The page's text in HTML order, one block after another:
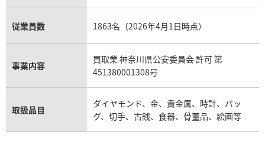
従業員数 1863名（2026年4月1日時点）
事業内容
買取業 神奈川県公安委員会 許可 第
451380001308号
取扱品目
ダイヤモンド、金、貴金属、時計、バッ
グ、切手、古銭、食器、骨董品、絵画等